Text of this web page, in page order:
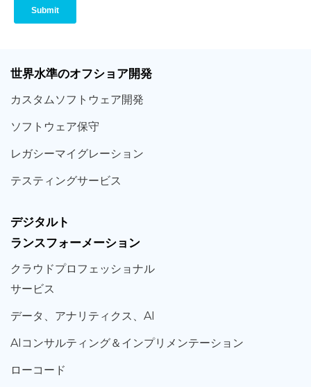
世界水準のオフショア開発
カスタムソフトウェア開発
ソフト ウェア保守
レガシーマイグレーション
テスティングサービス
デジタルト
ランスフォーメーション
クラウドプロフェッショナル
サービス
データ、 アナリティクス、 AI
AIコンサルティング＆ インプリメンテーション
ローコード